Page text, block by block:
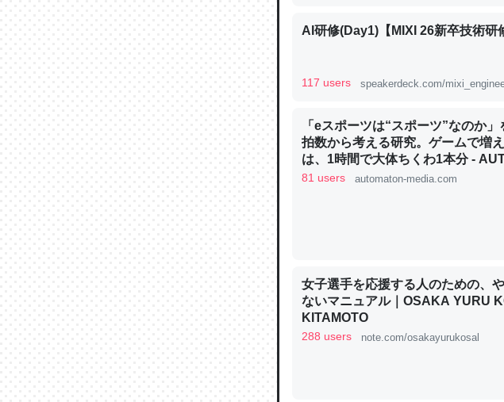
の600分の1程度。
─ニュース :: 【研究発表】昆虫学の大問題
論文では「淡水はカルシウムも酸素も
は」とあって面白い。海にいる鋏角
─ニュース :: 【研究発表】昆虫学の大問題
これを元に考えるとカルシウムを大
類だと殻を無くしてナメクジになった
─ニュース :: 【研究発表】昆虫学の大問題
AI研修(Day1)【MIXI 26新卒技術研
117 users speakerdeck.com/
「eスポーツは“スポーツ”なのか
拍数から考える研究。ゲームで増
は、1時間で大体ちくわ1本分 -
81 users automaton-media.com
女子選手を応援する人のための、
ないマニュアル｜OSAKA YURU
KITAMOTO
288 users note.com/osakayurukosal